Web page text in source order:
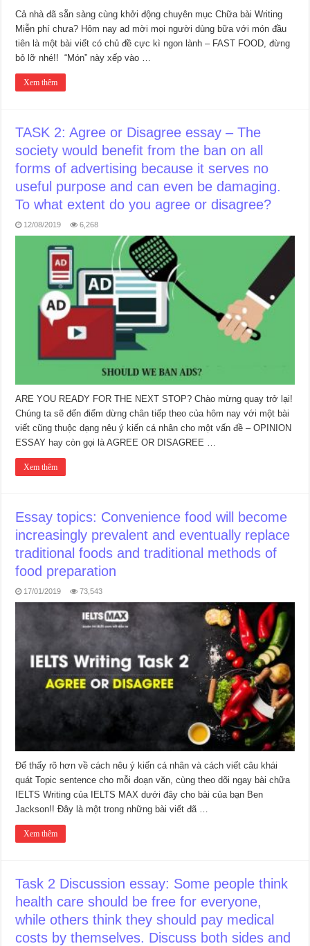
Cả nhà đã sẵn sàng cùng khởi động chuyên mục Chữa bài Writing
Miễn phí chưa? Hôm nay ad mời mọi người dùng bữa với món đầu
tiên là một bài viết có chủ đề cực kì ngon lành – FAST FOOD, đừng
bỏ lỡ nhé!! “Món” này xếp vào …
Xem thêm
TASK 2: Agree or Disagree essay – The
society would benefit from the ban on all
forms of advertising because it serves no
useful purpose and can even be damaging.
To what extent do you agree or disagree?
12/08/2019 6,268
ARE YOU READY FOR THE NEXT STOP? Chào mừng quay trở lại!
Chúng ta sẽ đến điểm dừng chân tiếp theo của hôm nay với một bài
viết cũng thuộc dạng nêu ý kiến cá nhân cho một vấn đề – OPINION
ESSAY hay còn gọi là AGREE OR DISAGREE …
Xem thêm
Essay topics: Convenience food will become
increasingly prevalent and eventually replace
traditional foods and traditional methods of
food preparation
17/01/2019 73,543
Để thấy rõ hơn về cách nêu ý kiến cá nhân và cách viết câu khái
quát Topic sentence cho mỗi đoạn văn, cùng theo dõi ngay bài chữa
IELTS Writing của IELTS MAX dưới đây cho bài của bạn Ben
Jackson!! Đây là một trong những bài viết đã …
Xem thêm
Task 2 Discussion essay: Some people think
health care should be free for everyone,
while others think they should pay medical
costs by themselves. Discuss both sides and